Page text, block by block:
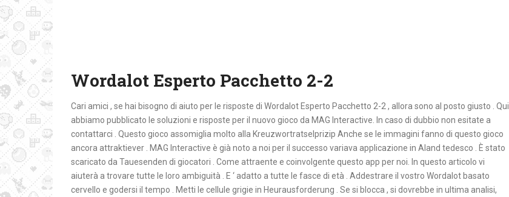
Wordalot Esperto Pacchetto 2-2
Cari amici , se hai bisogno di aiuto per le risposte di Wordalot Esperto Pacchetto 2-2 , allora sono al posto giusto . Qui
abbiamo pubblicato le soluzioni e risposte per il nuovo gioco da MAG Interactive. In caso di dubbio non esitate a
contattarci . Questo gioco assomiglia molto alla Kreuzwortratselprizip Anche se le immagini fanno di questo gioco
ancora attraktiever . MAG Interactive è già noto a noi per il successo variava applicazione in Aland tedesco . È stato
scaricato da Tauesenden di giocatori . Come attraente e coinvolgente questo app per noi. In questo articolo vi
aiuterà a trovare tutte le loro ambiguità . E ‘ adatto a tutte le fasce di età . Addestrare il vostro Wordalot basato
cervello e godersi il tempo . Metti le cellule grigie in Heurausforderung . Se si blocca , si dovrebbe in ultima analisi,